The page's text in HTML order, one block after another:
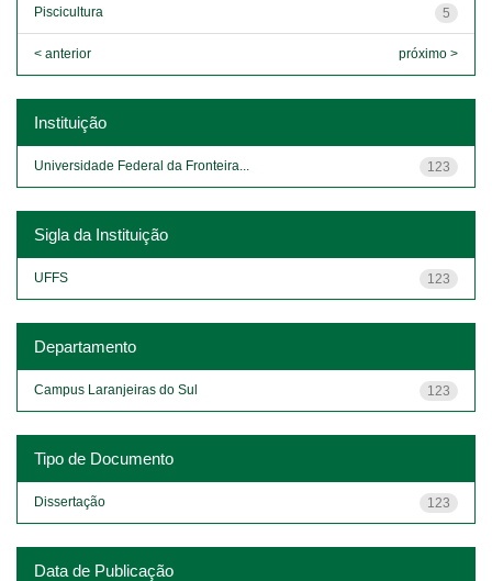
5
Piscicultura
< anterior próximo >
Instituição
123
Universidade Federal da Fronteira...
Sigla da Instituição
123
UFFS
Departamento
123
Campus Laranjeiras do Sul
Tipo de Documento
123
Dissertação
Data de Publicação